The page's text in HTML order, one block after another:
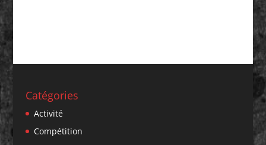
Catégories
Activité
Compétition